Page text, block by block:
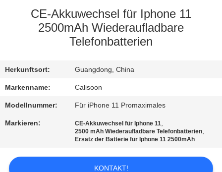
FABRIK
TOUR
REFERENZEN
SITEMAP
POLICY
CE-Akkuwechsel für Iphone 11
2500mAh Wiederaufladbare
Telefonbatterien
Herkunftsort: Guangdong, China
Markenname: Calisoon
Modellnummer: Für iPhone 11 Promaximales
Markieren: CE-Akkuwechsel für Iphone 11,
2500 mAh Wiederaufladbare Telefonbatterien,
Ersatz der Batterie für Iphone 11 2500mAh
KONTAKT!